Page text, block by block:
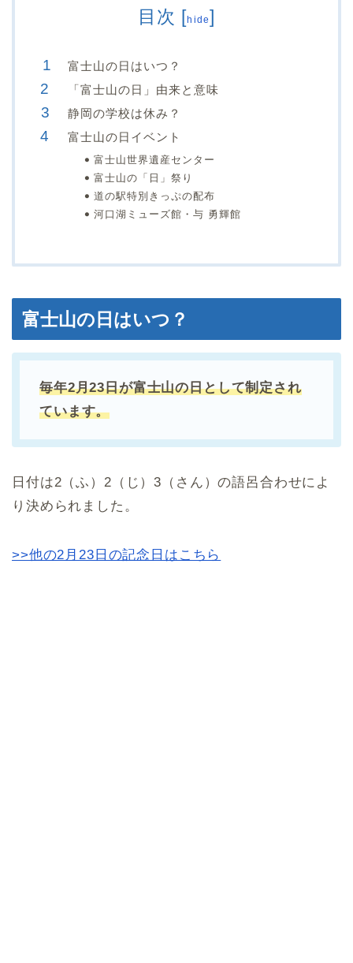
目次 [hide]
富士山の日はいつ？
「富士山の日」由来と意味
静岡の学校は休み？
富士山の日イベント
富士山世界遺産センター
富士山の「日」祭り
道の駅特別きっぷの配布
河口湖ミューズ館・与 勇輝館
富士山の日はいつ？
毎年2月23日が富士山の日として制定され
ています。
日付は2（ふ）2（じ）3（さん）の語呂合わせによ
り決められました。
>>他の2月23日の記念日はこちら